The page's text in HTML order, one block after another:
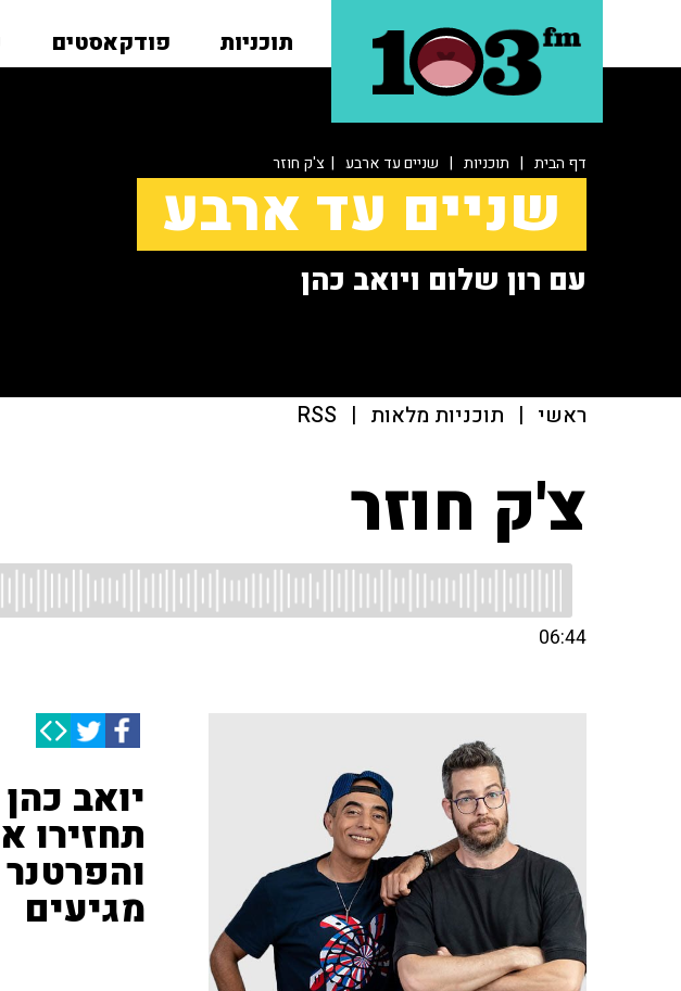
תוכניות פודקאסטים
דף הבית | תוכניות | שניים עד ארבע | צ'ק חוזר
שניים עד ארבע
עם רון שלום ויואב כהן
ראשי | תוכניות מלאות |
RSS
צ'ק חוזר
06:44
יואב
תחזירו
מגיעים